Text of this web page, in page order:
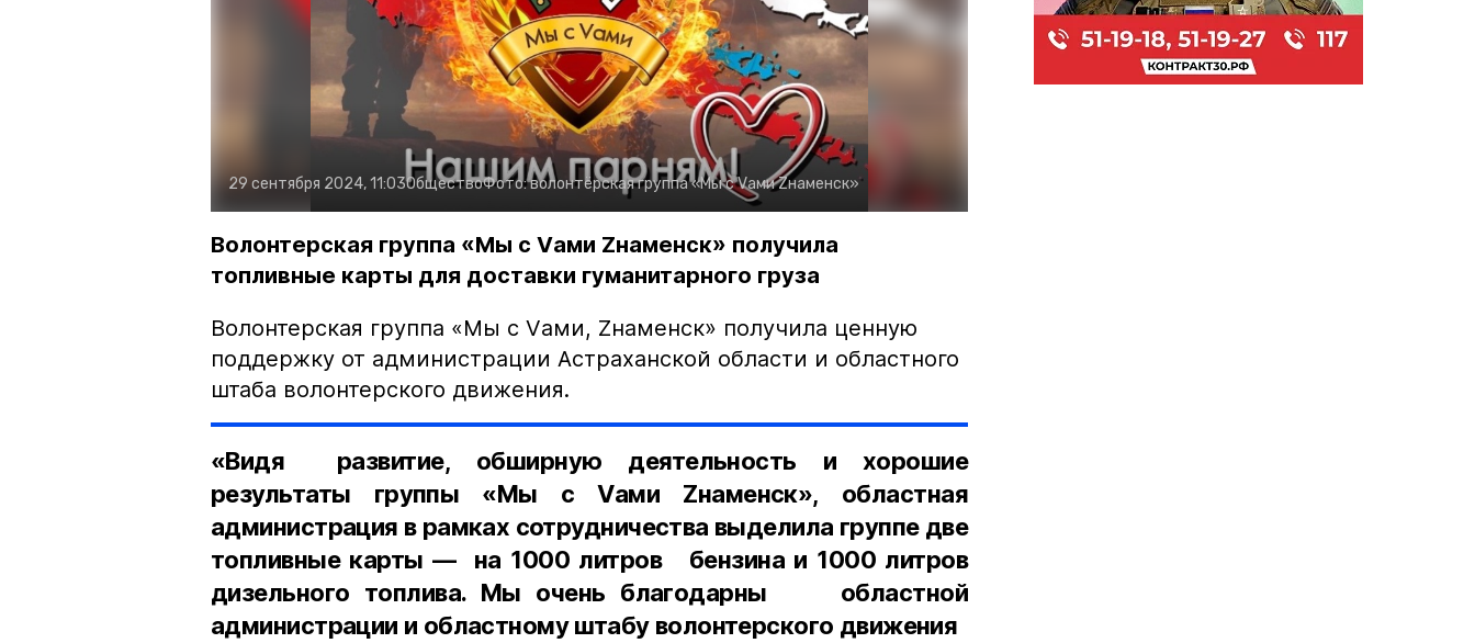
29 сентября 2024, 11:03ОбществоФото:волонтёрская группа «Мы с Vами Zнаменск»
Волонтерская группа «Мы с Vами Zнаменск» получила
топливные карты для доставки гуманитарного груза
Волонтерская группа «Мы с Vами, Zнаменск» получила ценную
поддержку от администрации Астраханской области и областного
штаба волонтерского движения.
«Видя развитие, обширную деятельность и хорошие
результаты группы «Мы с Vами Zнаменск», областная
администрация в рамках сотрудничества выделила группе две
топливные карты — на 1000 литров бензина и 1000 литров
дизельного топлива. Мы очень благодарны областной
администрации и областному штабу волонтерского движения